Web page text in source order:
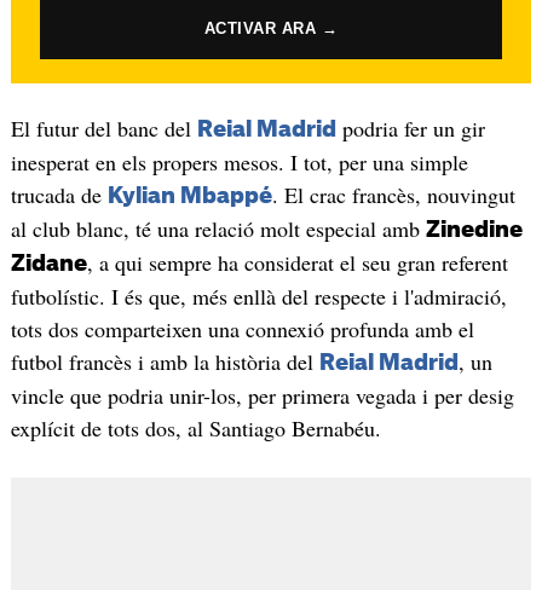
ACTIVAR ARA →
El futur del banc del Reial Madrid podria fer un gir
inesperat en els propers mesos. I tot, per una simple
trucada de Kylian Mbappé. El crac francès, nouvingut
al club blanc, té una relació molt especial amb Zinedine
Zidane, a qui sempre ha considerat el seu gran referent
futbolístic. I és que, més enllà del respecte i l'admiració,
tots dos comparteixen una connexió profunda amb el
futbol francès i amb la història del Reial Madrid , un
vincle que podria unir-los, per primera vegada i per desig
explícit de tots dos, al Santiago Bernabéu.